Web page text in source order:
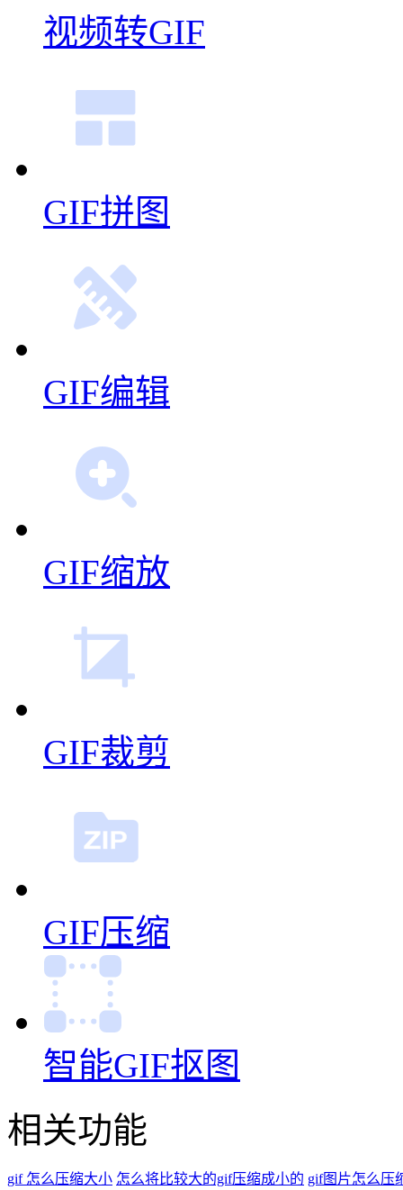
视频转GIF
GIF拼图
GIF编辑
GIF缩放
GIF裁剪
GIF压缩
智能GIF抠图
相关功能
gif 怎么压缩大小 怎么将比较大的gif压缩成小的 gif图片怎么压